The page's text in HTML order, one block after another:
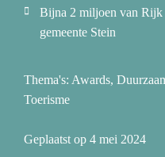
Bijna 2 miljoen van
gemeente Stein
Geplaatst op 4 mei 2024
Thema's: Awards,
Toerisme